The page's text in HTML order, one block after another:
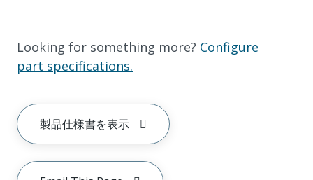
Looking for something more? Configure
part specifications.
製品仕様書を表示